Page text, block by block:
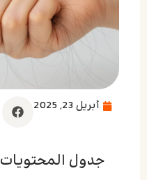
أبريل 23, 2025
جدول المحتويات